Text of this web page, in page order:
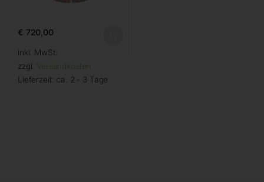
€ 720,00
inkl. MwSt.
zzgl. Versandkosten
Lieferzeit: ca. 2 - 3 Tage